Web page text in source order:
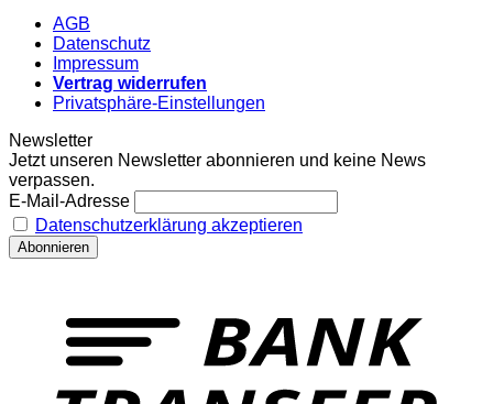
AGB
Datenschutz
Impressum
Vertrag widerrufen
Privatsphäre-Einstellungen
Newsletter
Jetzt unseren Newsletter abonnieren und keine News
verpassen.
E-Mail-Adresse
Datenschutzerklärung akzeptieren